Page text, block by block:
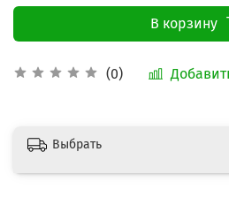
(0)
В корзину
Выбрать